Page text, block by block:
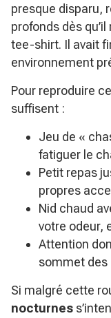
presque disparu,
profonds dès
tee-shirt. Il avait
environnement
Pour reproduire
suffisent :
Jeu de «
fatiguer le
Petit repas
propres
Nid chaud
votre odeur,
Attention
sommet
Si malgré cette
nocturnes